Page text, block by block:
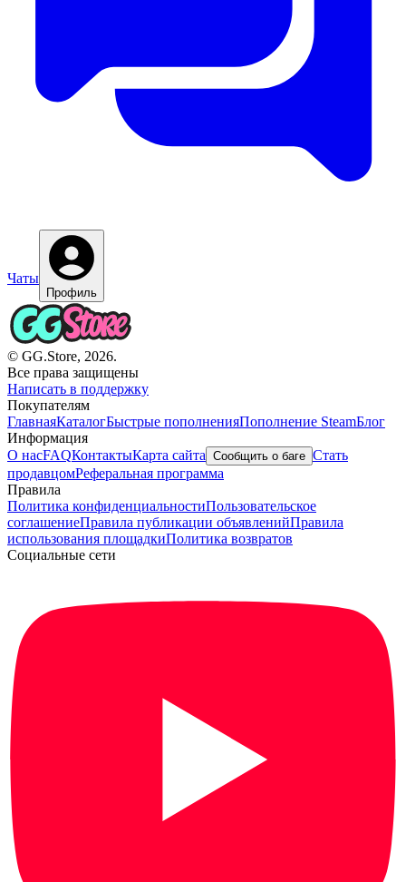
Чаты
Профиль
© GG.Store, 2026.
Все права защищены
Написать в поддержку
Покупателям
ГлавнаяКаталогБыстрые пополненияПополнение SteamБлог
Информация
О насFAQКонтактыКарта сайта Сообщить о баге Стать
продавцомРеферальная программа
Правила
Политика конфиденциальностиПользовательское
соглашениеПравила публикации объявленийПравила
использования площадкиПолитика возвратов
Социальные сети